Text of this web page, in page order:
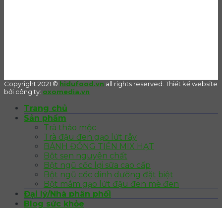
Copyright 2021 © hidufood.vn all rights reserved. Thiết kế website
bởi công ty: oxomedia.vn
Trang chủ
Sản phẩm
Trà thảo mộc
Trà đậu đen gạo lứt rẫy
BÁNH ĐỒNG TIỀN MIX HẠT
Bột sen nguyên chất
Bột ngũ cốc lợi sữa cao cấp
Bột ngũ cốc dinh dưỡng đặt biệt
Bột mầm gạo lứt đậu đen mè đen
Đại lý/Nhà phân phối
Blog sức khỏe